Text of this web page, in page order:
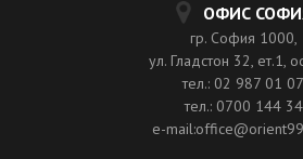
ОФИС
гр. София 1000,
ул. Гладстон 32, ет.1,
тел.: 02 987 01 07
тел.: 0700 144 34
e-